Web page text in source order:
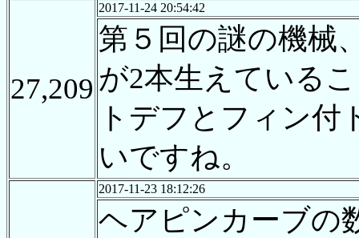
27,209
2017-11-24 20:54:42
第５回の謎の機械
が2本生えている
トデフとフィン
いですね。
2017-11-23 18:12:26
ヘアピンカーブの